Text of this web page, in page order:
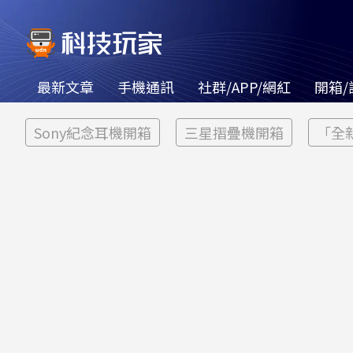
最新文章 手機通訊 社群/APP/網紅 開箱/
Sony紀念耳機開箱 三星摺疊機開箱 「